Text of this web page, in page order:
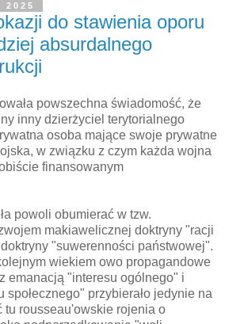
do stawienia oporu
absurdalnego
powszechna świadomość, że
inny dzierżyciel terytorialnego
osoba mające swoje prywatne
w związku z czym każda wojna
finansowanym
powoli obumierać w tzw.
makiawelicznej doktryny "racji
"suwerenności państwowej".
wiekiem owo propagandowe
emanacją "interesu ogólnego" i
społecznego" przybierało jedynie na
tu rousseau'owskie rojenia o